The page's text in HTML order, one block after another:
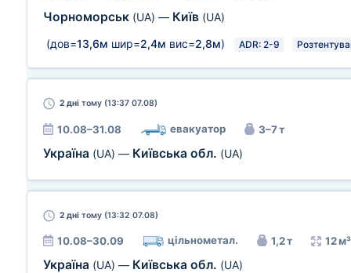
Чорноморськ (UA) — Київ (UA)
(дов=13,6м шир=2,4м вис=2,8м) ADR: 2-9
2 дні тому (13:37 07.08)
10.08–31.08 евакуатор 3–7 т
Україна (UA) — Київська обл. (UA)
2 дні тому (13:32 07.08)
10.08–30.09 цільнометал. 1,2 т 12 м³
Україна (UA) — Київська обл. (UA)